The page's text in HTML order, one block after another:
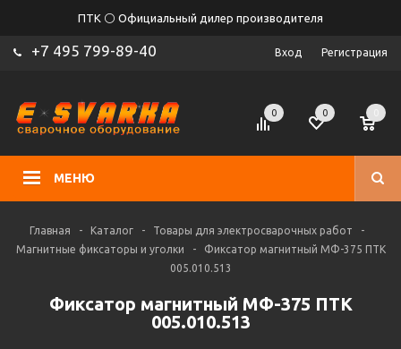
ПТК ⚪ Официальный дилер производителя
+7 495 799-89-40 Вход Регистрация
МЕНЮ
0 0
Главная - Каталог - Товары для электросварочных работ
-
Магнитные фиксаторы и уголки
-
Фиксатор магнитный МФ-375 ПТК
005.010.513
Фиксатор магнитный МФ-375 ПТК
005.010.513